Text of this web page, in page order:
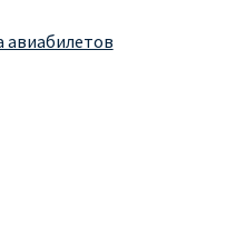
авиабилетов